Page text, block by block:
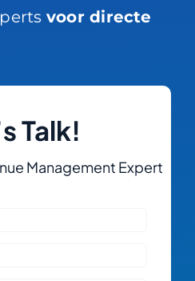
voor directe
Talk!
Management Expert